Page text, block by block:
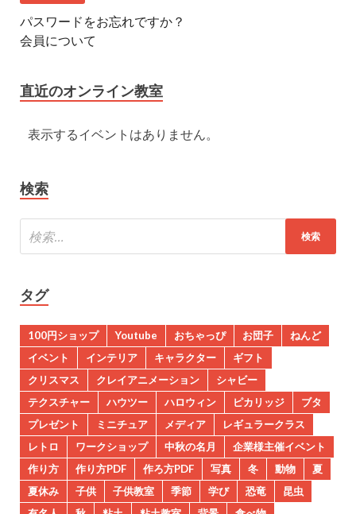
パスワードをお忘れですか？
会員について
直近のオンライン教室
表示するイベントはありません。
検索
タグ
100円ショップ Youtube おちゃっぴ お団子
ねんど
イベント
インテリア キャラクター
ギフト
クリスマス
クレイアニメーション
シャビー
テクスチャー
ハウツー ハロウィン ピカリッジ
ブタ
プレゼント
ミニチュア メディア
レギュラークラス
レトロ
ワークショップ 中秋の名月
企業様主催イベント
作り方
作り方PDF 作ろ方PDF 写真 冬 動物
夏
夏休み
子供 子供教室 季節 学び 恐竜
昆虫